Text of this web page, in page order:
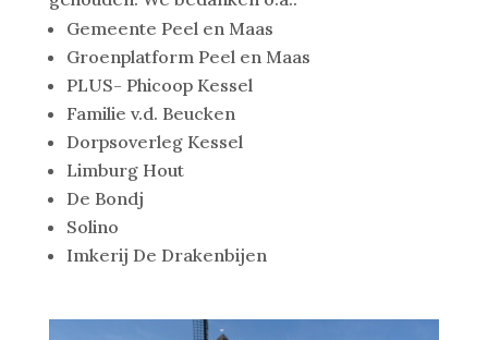
Gemeente Peel en Maas
Groenplatform Peel en Maas
PLUS- Phicoop Kessel
Familie v.d. Beucken
Dorpsoverleg Kessel
Limburg Hout
De Bondj
Solino
Imkerij De Drakenbijen